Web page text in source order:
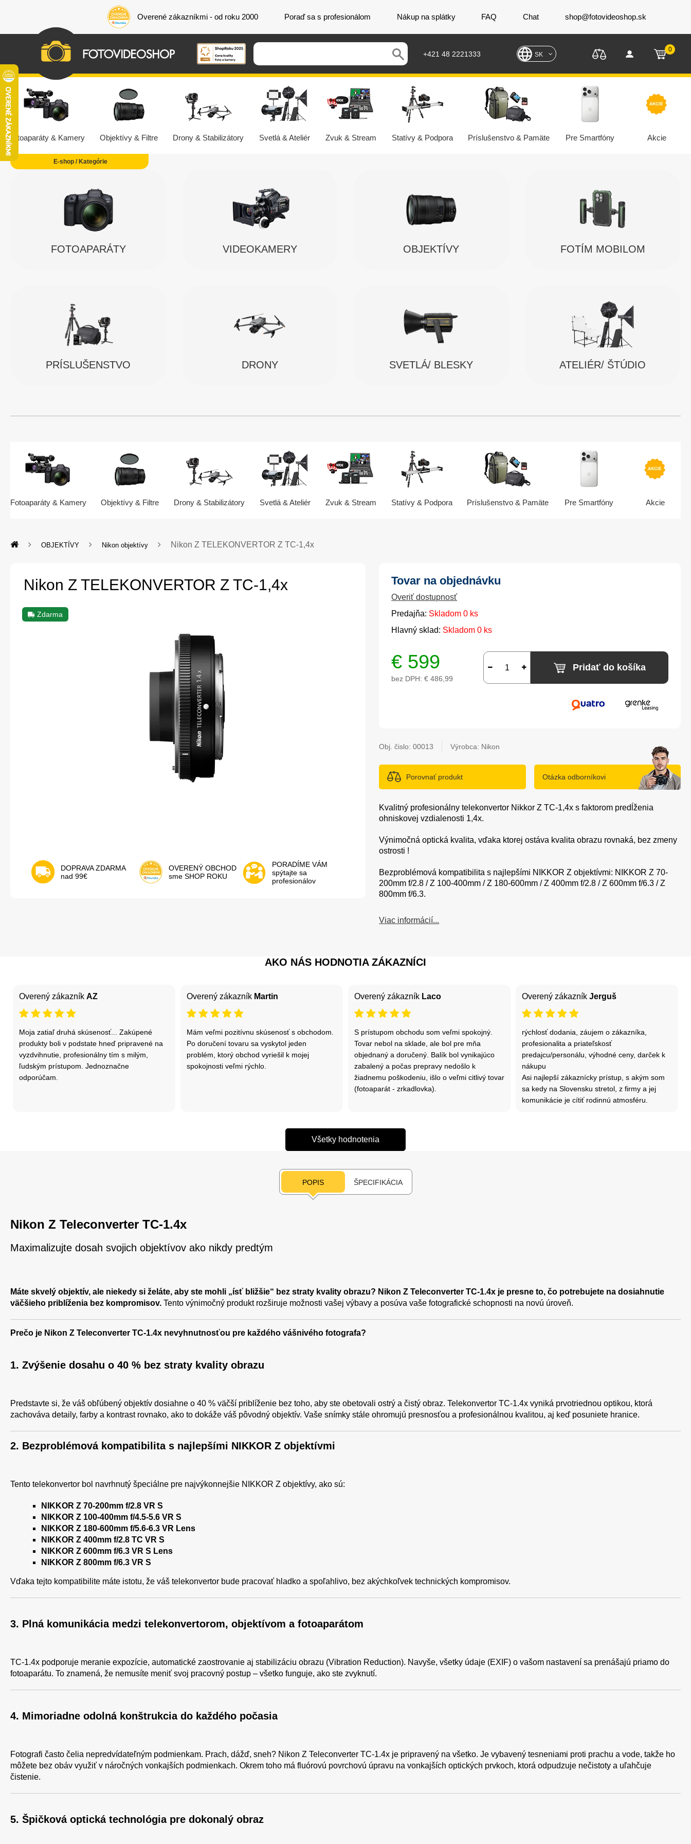
Overené zákazníkmi - od roku 2000 Poraď sa s profesionálom Nákup na splátky FAQ Chat shop@fotovideoshop.sk
+421 48 2221333 SK
0
Fotoaparáty & Kamery Objektívy & Filtre Drony & Stabilizátory Svetlá & Ateliér Zvuk & Stream Statívy & Podpora Príslušenstvo & Pamäte Pre Smartfóny Akcie
FOTOAPARÁTY VIDEOKAMERY OBJEKTÍVY FOTÍM MOBILOM
PRÍSLUŠENSTVO DRONY SVETLÁ/ BLESKY ATELIÉR/ ŠTÚDIO
Fotoaparáty & Kamery Objektívy & Filtre Drony & Stabilizátory Svetlá & Ateliér Zvuk & Stream Statívy & Podpora Príslušenstvo & Pamäte Pre Smartfóny Akcie
OBJEKTÍVY Nikon objektívy Nikon Z TELEKONVERTOR Z TC-1,4x
Nikon Z TELEKONVERTOR Z TC-1,4x
Zdarma
DOPRAVA ZDARMA
nad 99€
OVERENÝ OBCHOD
sme SHOP ROKU
PORADÍME VÁM
spýtajte sa
profesionálov
Tovar na objednávku
Overiť dostupnosť
Predajňa: Skladom 0 ks
Hlavný sklad: Skladom 0 ks
€ 599
bez DPH: € 486,99
Pridať do košíka
Obj. čislo:00013 Výrobca: Nikon
Porovnať produkt Otázka odborníkovi
Kvalitný profesionálny telekonvertor Nikkor Z TC-1,4x s faktorom predĺženia
ohniskovej vzdialenosti 1,4x.
Výnimočná optická kvalita, vďaka ktorej ostáva kvalita obrazu rovnaká, bez zmeny
ostrosti !
Bezproblémová kompatibilita s najlepšími NIKKOR Z objektívmi: NIKKOR Z 70-
200mm f/2.8 / Z 100-400mm / Z 180-600mm / Z 400mm f/2.8 / Z 600mm f/6.3 / Z
800mm f/6.3.
Viac informácií...
AKO NÁS HODNOTIA ZÁKAZNÍCI
Overený zákazník AZ
Moja zatiaľ druhá skúsenosť... Zakúpené
produkty boli v podstate hneď pripravené na
vyzdvihnutie, profesionálny tím s milým,
ľudským prístupom. Jednoznačne
odporúčam.
Overený zákazník Martin
Mám veľmi pozitívnu skúsenosť s obchodom.
Po doručení tovaru sa vyskytol jeden
problém, ktorý obchod vyriešil k mojej
spokojnosti veľmi rýchlo.
Overený zákazník Laco
S prístupom obchodu som veľmi spokojný.
Tovar nebol na sklade, ale bol pre mňa
objednaný a doručený. Balík bol vynikajúco
zabalený a počas prepravy nedošlo k
žiadnemu poškodeniu, išlo o veľmi citlivý tovar
(fotoaparát - zrkadlovka).
Overený zákazník Jerguš
rýchlosť dodania, záujem o zákazníka,
profesionalita a priateľskosť
predajcu/personálu, výhodné ceny, darček k
nákupu
Asi najlepší zákaznícky prístup, s akým som
sa kedy na Slovensku stretol, z firmy a jej
komunikácie je cítiť rodinnú atmosféru.
Všetky hodnotenia
POPIS ŠPECIFIKÁCIA
Nikon Z Teleconverter TC-1.4x
Maximalizujte dosah svojich objektívov ako nikdy predtým
Máte skvelý objektív, ale niekedy si želáte, aby ste mohli „ísť bližšie“ bez straty kvality obrazu? Nikon Z Teleconverter TC-1.4x je presne to, čo potrebujete na dosiahnutie
väčšieho priblíženia bez kompromisov. Tento výnimočný produkt rozširuje možnosti vašej výbavy a posúva vaše fotografické schopnosti na novú úroveň.
Prečo je Nikon Z Teleconverter TC-1.4x nevyhnutnosťou pre každého vášnivého fotografa?
1. Zvýšenie dosahu o 40 % bez straty kvality obrazu
Predstavte si, že váš obľúbený objektív dosiahne o 40 % väčší priblíženie bez toho, aby ste obetovali ostrý a čistý obraz. Telekonvertor TC-1.4x vyniká prvotriednou optikou, ktorá
zachováva detaily, farby a kontrast rovnako, ako to dokáže váš pôvodný objektív. Vaše snímky stále ohromujú presnosťou a profesionálnou kvalitou, aj keď posuniete hranice.
2. Bezproblémová kompatibilita s najlepšími NIKKOR Z objektívmi
Tento telekonvertor bol navrhnutý špeciálne pre najvýkonnejšie NIKKOR Z objektívy, ako sú:
NIKKOR Z 70-200mm f/2.8 VR S
NIKKOR Z 100-400mm f/4.5-5.6 VR S
NIKKOR Z 180-600mm f/5.6-6.3 VR Lens
NIKKOR Z 400mm f/2.8 TC VR S
NIKKOR Z 600mm f/6.3 VR S Lens
NIKKOR Z 800mm f/6.3 VR S
Vďaka tejto kompatibilite máte istotu, že váš telekonvertor bude pracovať hladko a spoľahlivo, bez akýchkoľvek technických kompromisov.
3. Plná komunikácia medzi telekonvertorom, objektívom a fotoaparátom
TC-1.4x podporuje meranie expozície, automatické zaostrovanie aj stabilizáciu obrazu (Vibration Reduction). Navyše, všetky údaje (EXIF) o vašom nastavení sa prenášajú priamo do
fotoaparátu. To znamená, že nemusíte meniť svoj pracovný postup – všetko funguje, ako ste zvyknutí.
4. Mimoriadne odolná konštrukcia do každého počasia
Fotografi často čelia nepredvídateľným podmienkam. Prach, dážď, sneh? Nikon Z Teleconverter TC-1.4x je pripravený na všetko. Je vybavený tesneniami proti prachu a vode, takže ho
môžete bez obáv využiť v náročných vonkajších podmienkach. Okrem toho má fluórovú povrchovú úpravu na vonkajších optických prvkoch, ktorá odpudzuje nečistoty a uľahčuje
čistenie.
5. Špičková optická technológia pre dokonalý obraz
E-shop / Kategórie